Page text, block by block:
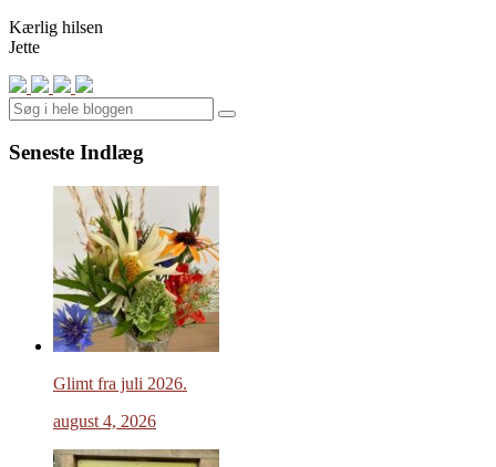
Kærlig hilsen
Jette
Search
Seneste Indlæg
Glimt fra juli 2026.
august 4, 2026